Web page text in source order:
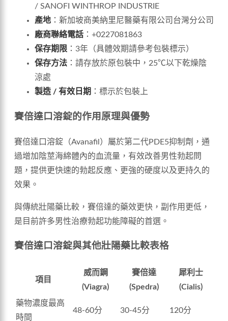
/ SANOFI WINTHROP INDUSTRIE
產地 ：新加坡商美納里尼醫藥有限公司台灣分公司
廠商聯絡電話 ：+0227081863
保存期限 ：3年（具體效期請參考包裝標示）
保存方法 ：請存放於原包裝中，25℃以下乾燥陰
涼處
製造 / 有效日期 ：標示於包裝上
賽倍達口溶錠的作用原理與優勢
賽倍達口溶錠（Avanafil）屬於第二代PDE5抑制劑，通
過增加陰莖海綿體內的血流量，有效改善男性勃起問
題，提供更快速的勃起反應、更強的硬度以及更持久的
效果。
與傳統壯陽藥比較，賽倍達的藥效更快，副作用更低，
是目前許多男性治療勃起功能障礙的首選。
賽倍達口溶錠與其他壯陽藥比較表格
項目
威而鋼
(Viagra)
賽倍達
(Spedra)
犀利士
(Cialis)
藥物濃度最高
時間
48-60分 30-45分 120分